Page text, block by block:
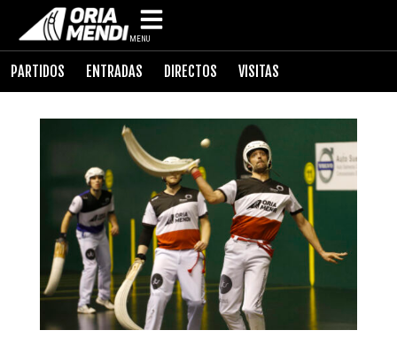
MENU
PARTIDOS ENTRADAS DIRECTOS VISITAS